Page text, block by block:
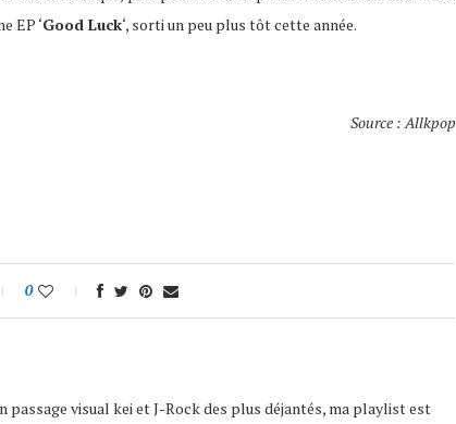
EP ‘Good Luck‘, sorti un peu plus tôt cette année.
Source : Allkpop
0
passage visual kei et J-Rock des plus déjantés, ma playlist est